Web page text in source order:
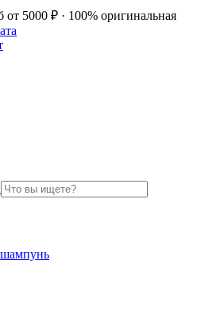
от 5000 ₽ · 100% оригинальная